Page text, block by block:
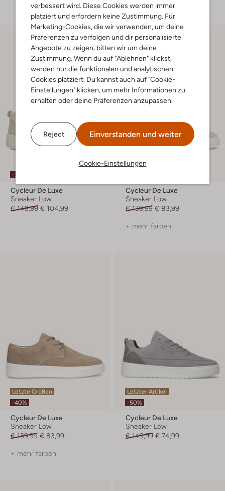
verbessert wird. Diese Cookies werden immer
platziert und erfordern keine Zustimmung. Für
Marketing-Cookies, die wir verwenden, um deine
Präferenzen zu verfolgen und dir personalisierte
Angebote zu zeigen, bitten wir um deine
Zustimmung. Wenn du auf "Ablehnen" klickst,
werden nur die funktionalen und analytischen
Cookies platziert. Du kannst auch auf "Cookie-
Einstellungen" klicken, um mehr Informationen zu
erhalten oder deine Präferenzen anzupassen.
Reject Einverstanden und weiter
Cookie-Einstellungen
-30%
Cycleur De Luxe
Sneaker Low
€ 149,99 € 104,99
Letzte Größen
Cycleur De Luxe
Sneaker Low
€ 139,99 € 83,99
+ mehr farben
Letzte Größen
-40%
Cycleur De Luxe
Sneaker Low
€ 139,99 € 83,99
+ mehr farben
Letzter Artikel
-50%
Cycleur De Luxe
Sneaker Low
€ 149,99 € 74,99